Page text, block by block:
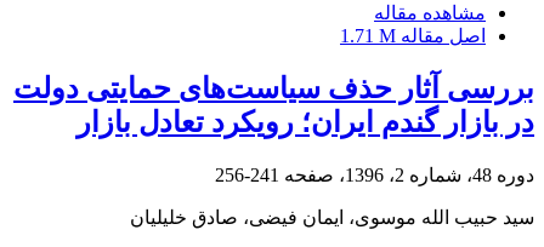
مشاهده مقاله
اصل مقاله 1.71 M
بررسی آثار حذف سیاست‌های حمایتی دولت
در بازار گندم ایران؛ رویکرد تعادل بازار
دوره 48، شماره 2، 1396، صفحه 241-256
سید حبیب الله موسوی، ایمان فیضی، صادق خلیلیان